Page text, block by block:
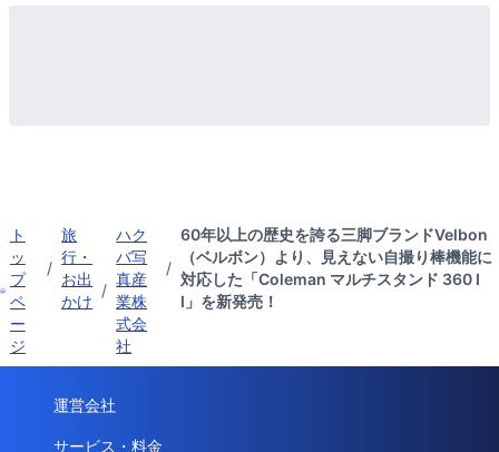
ト
ッ
プ
ペ
ー
ジ
/
旅
行・
お出
かけ
/
ハク
バ写
真産
業株
式会
社
/
60年以上の歴史を誇る三脚ブランドVelbon
（ベルボン）より、見えない自撮り棒機能に
対応した「Coleman マルチスタンド 360 I
I」を新発売！
運営会社
サービス・料金